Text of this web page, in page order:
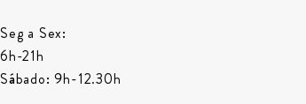
Seg a Sex:
6h-21h
Sábado: 9h-12.30h